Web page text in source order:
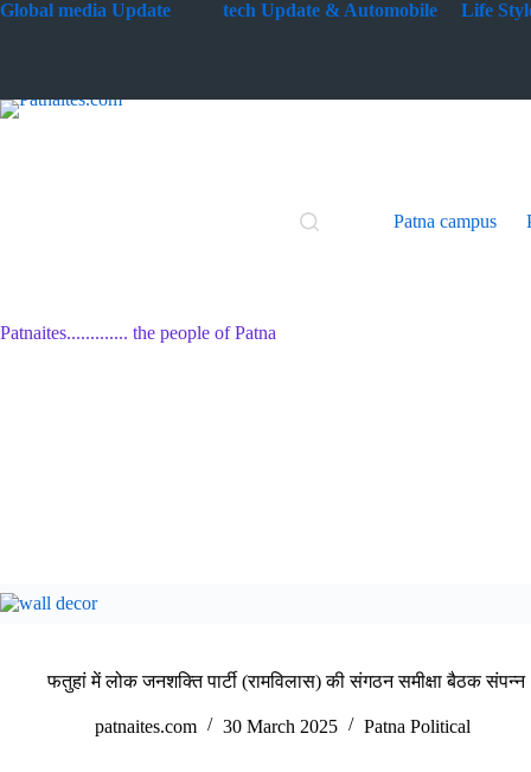
Skip
Global media Update tech Update & Automobile Life
Patnaites............. the people of Patna
Patna campus
फतुहां में लोक जनशक्ति पार्टी (रामविलास) की संगठन समीक्षा बैठक संपन्न
patnaites.com 30 March 2025 Patna Political